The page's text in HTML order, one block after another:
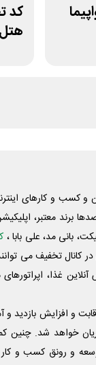
و کسب و‌ کارهای
برند معتبر،
بانی مد، علی‌ بابا ،
کانال تخفیف می
غذا، اپراتورهای
و افزایش بازدید و
خواهد شد. چنین
و رونق کسب و